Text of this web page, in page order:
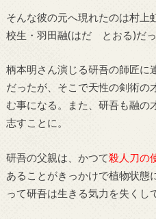
そんな彼の元へ現れたのは村上
校生・羽田融(はだ とおる)だっ
柄本明さん演じる研吾の師匠に
だったが、そこで天性の剣術の
む事になる。また、研吾も融の
志すことに。
研吾の父親は、かつて殺人刀の
あることがきっかけで植物状態
って研吾は生きる気力を失くし